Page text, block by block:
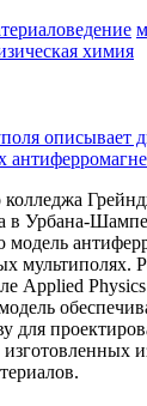
химия
описывает
в Урбана-
мультиполях.
Applied
для